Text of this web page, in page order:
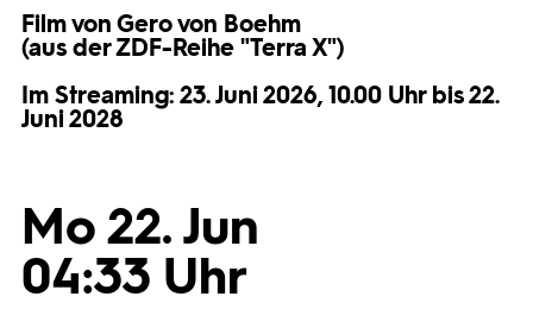
Bilder
Programmwochen
Film von Gero von Boehm
(aus der ZDF-Reihe "Terra X")
Im Streaming: 23. Juni 2026, 10.00 Uhr bis 22.
Juni 2028
Mo 22. Jun
04:33 Uhr